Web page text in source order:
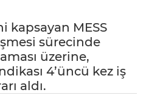
kapsayan MESS
sürecinde
üzerine,
4’üncü kez iş
aldı.